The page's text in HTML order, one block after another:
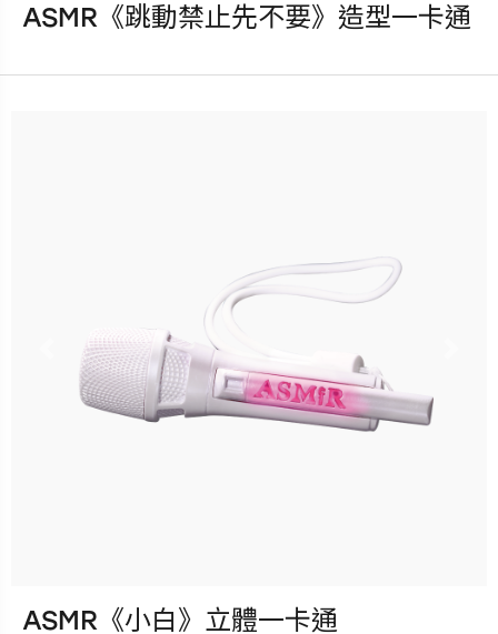
發行：2023-03-31
卡種：一卡通儲值卡-普通卡
已完售
ASMR《跳動禁止先不要》造型一卡通
Previous
ASMR《小白》立體一卡通